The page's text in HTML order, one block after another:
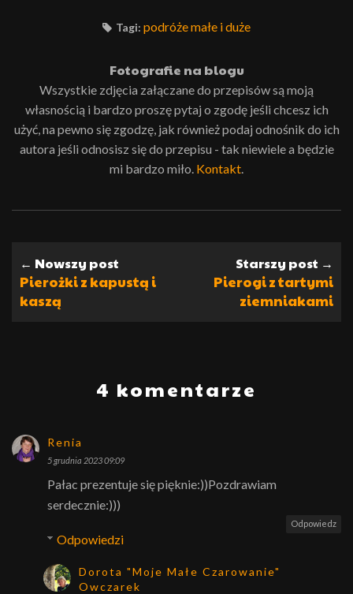
Tagi: podróże małe i duże
Fotografie na blogu
Wszystkie zdjęcia załączane do przepisów są moją
własnością i bardzo proszę pytaj o zgodę jeśli chcesz ich
użyć, na pewno się zgodzę, jak również podaj odnośnik do ich
autora jeśli odnosisz się do przepisu - tak niewiele a będzie
mi bardzo miło. Kontakt.
← Nowszy post
Pierożki z kapustą i
kaszą
Starszy post →
Pierogi z tartymi
ziemniakami
4 komentarze
Renia
5 grudnia 2023 09:09
Pałac prezentuje się pięknie:))Pozdrawiam
serdecznie:)))
Odpowiedz
Odpowiedzi
Dorota "Moje Małe Czarowanie"
Owczarek